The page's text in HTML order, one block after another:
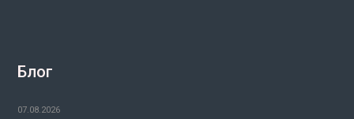
Блог
07.08.2026